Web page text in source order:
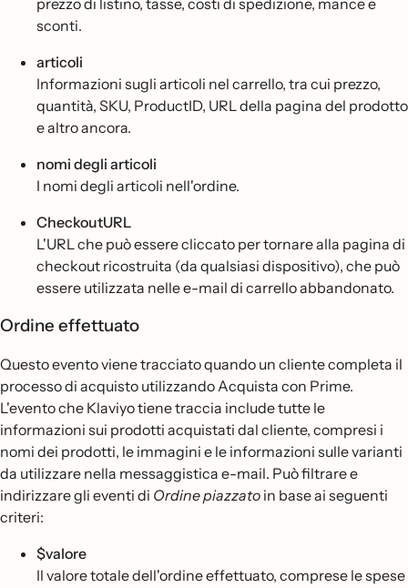
prezzo di listino, tasse, costi di spedizione, mance e
sconti.
articoli
Informazioni sugli articoli nel carrello, tra cui prezzo,
quantità, SKU, ProductID, URL della pagina del prodotto
e altro ancora.
nomi degli articoli
I nomi degli articoli nell'ordine.
CheckoutURL
L'URL che può essere cliccato per tornare alla pagina di
checkout ricostruita (da qualsiasi dispositivo), che può
essere utilizzata nelle e-mail di carrello abbandonato.
Ordine effettuato
Questo evento viene tracciato quando un cliente completa il
processo di acquisto utilizzando Acquista con Prime.
L'evento che Klaviyo tiene traccia include tutte le
informazioni sui prodotti acquistati dal cliente, compresi i
nomi dei prodotti, le immagini e le informazioni sulle varianti
da utilizzare nella messaggistica e-mail. Può filtrare e
indirizzare gli eventi di Ordine piazzato in base ai seguenti
criteri:
$valore
Il valore totale dell'ordine effettuato, comprese le spese